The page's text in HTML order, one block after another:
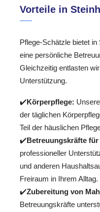
Vorteile in
Pflege-Schätzle bietet
eine persönliche
Gleichzeitig entlasten
Unterstützung.
✔️Körperpflege:
der täglichen
Teil der häuslichen
✔️Betreuungskräfte
professioneller
und anderen
Freiraum in Ihrem Alltag.
✔️Zubereitung von
Betreuungskräfte